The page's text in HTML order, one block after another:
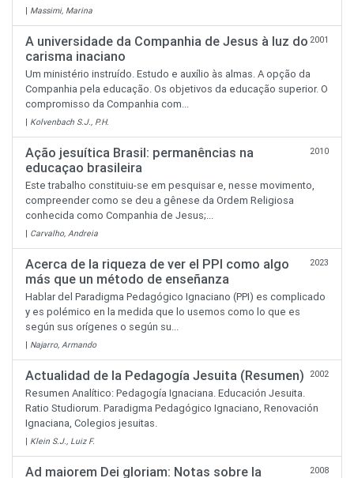
| Massimi, Marina
A universidade da Companhia de Jesus à luz do
carisma inaciano
2001
Um ministério instruído. Estudo e auxílio às almas. A opção da
Companhia pela educação. Os objetivos da educação superior. O
compromisso da Companhia com...
| Kolvenbach S.J., P.H.
Ação jesuítica Brasil: permanências na
educaçao brasileira
2010
Este trabalho constituiu-se em pesquisar e, nesse movimento,
compreender como se deu a gênese da Ordem Religiosa
conhecida como Companhia de Jesus;...
| Carvalho, Andreia
Acerca de la riqueza de ver el PPI como algo
más que un método de enseñanza
2023
Hablar del Paradigma Pedagógico Ignaciano (PPI) es complicado
y es polémico en la medida que lo usemos como lo que es
según sus orígenes o según su...
| Najarro, Armando
Actualidad de la Pedagogía Jesuita (Resumen) 2002
Resumen Analítico: Pedagogía Ignaciana. Educación Jesuita.
Ratio Studiorum. Paradigma Pedagógico Ignaciano, Renovación
Ignaciana, Colegios jesuitas.
| Klein S.J., Luiz F.
Ad maiorem Dei gloriam: Notas sobre la 2008